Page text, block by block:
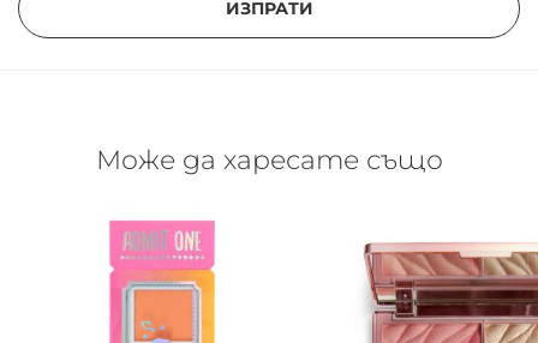
ИЗПРАТИ
Може да харесате също